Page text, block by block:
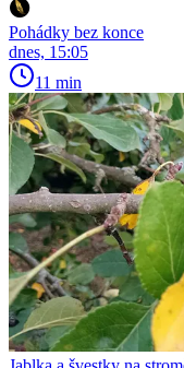
Pohádky bez konce
dnes, 15:05
11 min